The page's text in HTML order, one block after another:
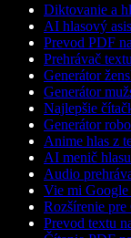
Diktovanie a
AI hlasový
Prevod PDF
Prehrávač
Generátor
Generátor
Najlepšie
Generátor
Anime hlas z
AI menič hlasu
Audio
Vie mi Google
Rozšírenie pre
Prevod textu